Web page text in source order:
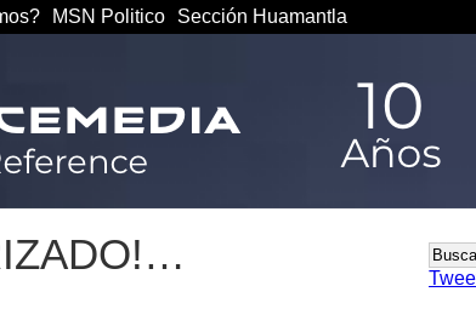
MSN Politico Sección Huamantla